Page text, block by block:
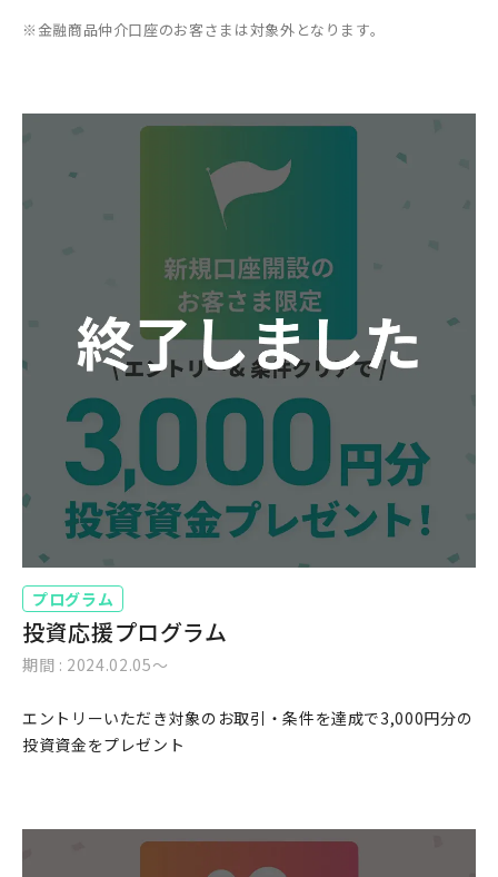
金融商品仲介口座のお客さまは対象外となります。
プログラム
投資応援プログラム
期間 : 2024.02.05〜
エントリーいただき対象のお取引・条件を達成で3,000円分の
投資資金をプレゼント